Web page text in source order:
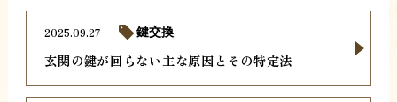
玄関の鍵が回らない主な原因とその特定法
2025.09.27 鍵交換